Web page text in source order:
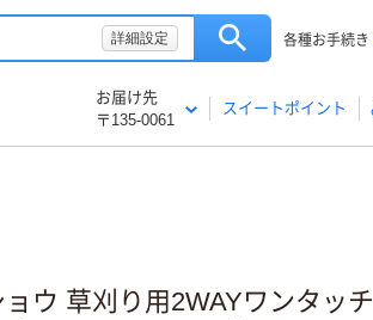
詳細設定 各種お手続き
お届け先
〒135-0061
スイートポイント
ョウ 草刈り用2WAYワンタッチ